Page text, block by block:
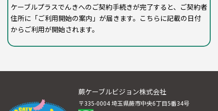
ケーブルプラスでんきへのご契約手続きが完了すると、ご契約者
住所に「ご利用開始の案内」が届きます。こちらに記載の日付
からご利用が開始されます。
蕨ケーブルビジョン株式会社
〒335-0004 埼玉県蕨市中央6丁目5番34号